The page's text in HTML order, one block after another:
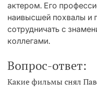
актером. Его
наивысшей похвалы и
сотрудничать с
коллегами.
Вопрос-ответ:
Какие фильмы снял